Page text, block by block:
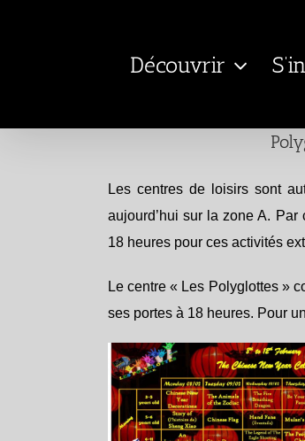
Découvrir
Les centres de loisirs sont
aujourd’hui sur la zone A.
18 heures pour ces activités
Le centre « Les Polyglottes »
ses portes à 18 heures. Pour